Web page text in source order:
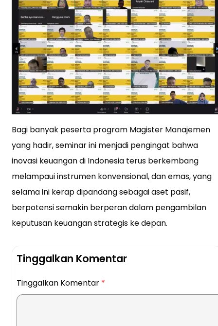
Bagi banyak peserta program Magister Manajemen
yang hadir, seminar ini menjadi pengingat bahwa
inovasi keuangan di Indonesia terus berkembang
melampaui instrumen konvensional, dan emas, yang
selama ini kerap dipandang sebagai aset pasif,
berpotensi semakin berperan dalam pengambilan
keputusan keuangan strategis ke depan.
Tinggalkan Komentar
Tinggalkan Komentar *